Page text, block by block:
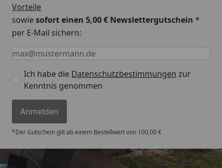
Vorteile
sowiesofort einen 5,00 € Newslettergutschein *
per E-Mail sichern:
Keine Eingabe erforderlich
Eingabe erforderlich
E-Mail *
Ich habe die Datenschutzbestimmungen zur
Kenntnis genommen
Anmelden
*Der Gutschein gilt ab einem Bestellwert von 100,00 €